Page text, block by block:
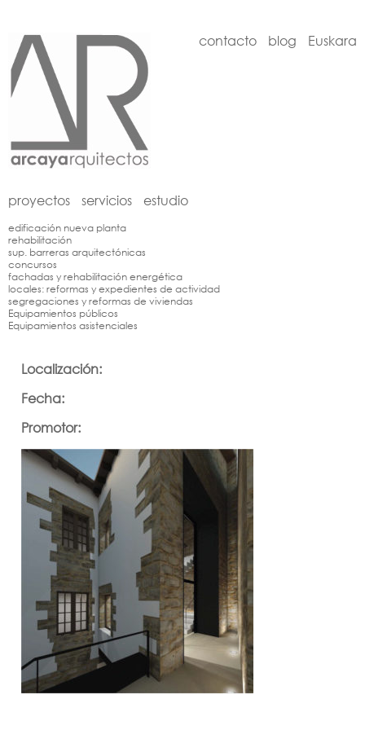
contacto blog Euskara
proyectos servicios estudio
edificación nueva planta
rehabilitación
sup. barreras arquitectónicas
concursos
fachadas y rehabilitación energética
locales: reformas y expedientes de actividad
segregaciones y reformas de viviendas
Equipamientos públicos
Equipamientos asistenciales
Localización:
Fecha:
Promotor: